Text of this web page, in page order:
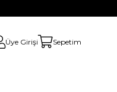
Üye Girişi Sepetim